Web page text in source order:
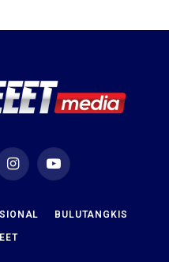
InstagramYouTube
BULUTANGKIS